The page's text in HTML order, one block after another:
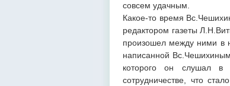
совсем удачным.
Какое-то время
редактором газеты
произошел между ними в
написанной
которого он слушал в
сотрудничестве, что